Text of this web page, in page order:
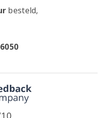
besteld,